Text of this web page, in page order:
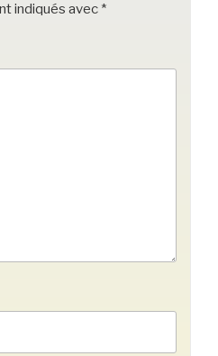
indiqués avec *